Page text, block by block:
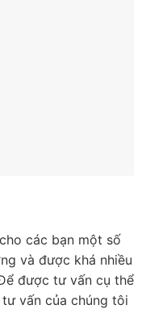
các bạn một số
và được khá nhiều
được tư vấn cụ thể
vấn của chúng tôi